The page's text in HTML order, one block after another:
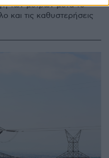
των μέτρων μετά το
και τις καθυστερήσεις